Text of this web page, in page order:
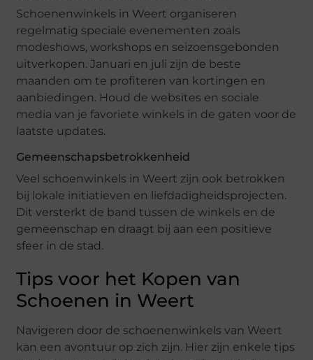
Schoenenwinkels in Weert organiseren
regelmatig speciale evenementen zoals
modeshows, workshops en seizoensgebonden
uitverkopen. Januari en juli zijn de beste
maanden om te profiteren van kortingen en
aanbiedingen. Houd de websites en sociale
media van je favoriete winkels in de gaten voor de
laatste updates.
Gemeenschapsbetrokkenheid
Veel schoenwinkels in Weert zijn ook betrokken
bij lokale initiatieven en liefdadigheidsprojecten.
Dit versterkt de band tussen de winkels en de
gemeenschap en draagt bij aan een positieve
sfeer in de stad.
Tips voor het Kopen van
Schoenen in Weert
Navigeren door de schoenenwinkels van Weert
kan een avontuur op zich zijn. Hier zijn enkele tips